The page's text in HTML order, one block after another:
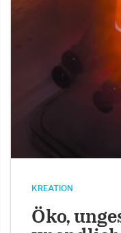
KREATION
Öko,